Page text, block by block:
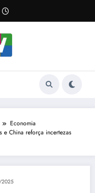
Economia
e China reforça incertezas
2025